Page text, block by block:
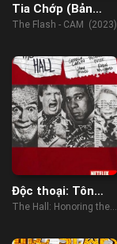
Tia Chớp (Bản
Cam)
The Flash - CAM (2023)
Độc thoại: Tôn
vinh các huyền
The Hall: Honoring the
(2022)